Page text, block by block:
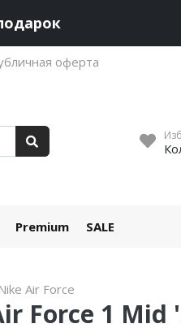
оферта
Premium SALE
Nike Air Force
Force 1